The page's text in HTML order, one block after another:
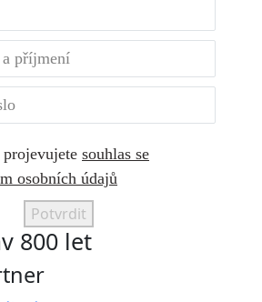
projevujetesouhlas se
osobních údajů
Potvrdit
800 let